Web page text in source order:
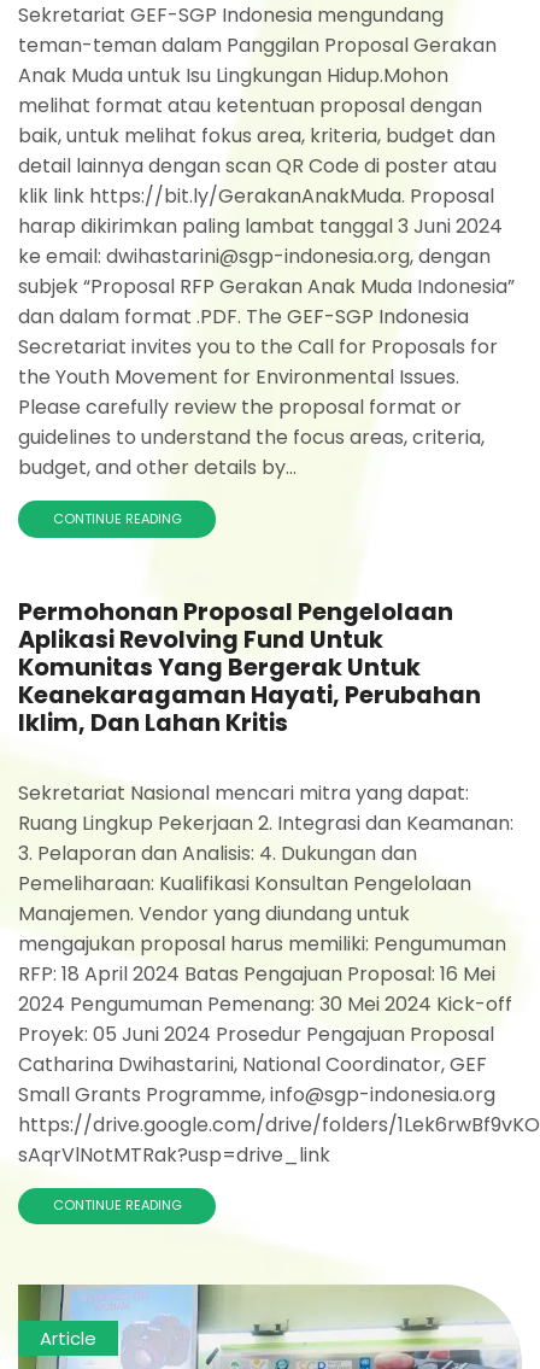
Sekretariat GEF-SGP Indonesia mengundang
teman-teman dalam Panggilan Proposal Gerakan
Anak Muda untuk Isu Lingkungan Hidup.Mohon
melihat format atau ketentuan proposal dengan
baik, untuk melihat fokus area, kriteria, budget dan
detail lainnya dengan scan QR Code di poster atau
klik link https://bit.ly/GerakanAnakMuda. Proposal
harap dikirimkan paling lambat tanggal 3 Juni 2024
ke email: dwihastarini@sgp-indonesia.org, dengan
subjek “Proposal RFP Gerakan Anak Muda Indonesia”
dan dalam format .PDF. The GEF-SGP Indonesia
Secretariat invites you to the Call for Proposals for
the Youth Movement for Environmental Issues.
Please carefully review the proposal format or
guidelines to understand the focus areas, criteria,
budget, and other details by...
CONTINUE READING
Permohonan Proposal Pengelolaan
Aplikasi Revolving Fund Untuk
Komunitas Yang Bergerak Untuk
Keanekaragaman Hayati, Perubahan
Iklim, Dan Lahan Kritis
Sekretariat Nasional mencari mitra yang dapat:
Ruang Lingkup Pekerjaan 2. Integrasi dan Keamanan:
3. Pelaporan dan Analisis: 4. Dukungan dan
Pemeliharaan: Kualifikasi Konsultan Pengelolaan
Manajemen. Vendor yang diundang untuk
mengajukan proposal harus memiliki: Pengumuman
RFP: 18 April 2024 Batas Pengajuan Proposal: 16 Mei
2024 Pengumuman Pemenang: 30 Mei 2024 Kick-off
Proyek: 05 Juni 2024 Prosedur Pengajuan Proposal
Catharina Dwihastarini, National Coordinator, GEF
Small Grants Programme, info@sgp-indonesia.org
https://drive.google.com/drive/folders/
sAqrVlNotMTRak?usp=drive_link
CONTINUE READING
Article